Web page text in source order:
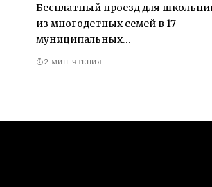
Бесплатный проезд для
из многодетных семей в 17
муниципальных…
2 МИН. ЧТЕНИЯ